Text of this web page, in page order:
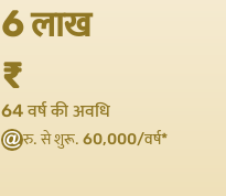
6 लाख
₹
64 वर्ष की अवधि
रु. से शुरू. 60,000/वर्ष*